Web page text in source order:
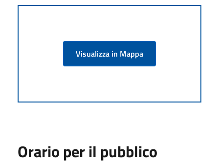
Visualizza in Mappa
Orario per il pubblico